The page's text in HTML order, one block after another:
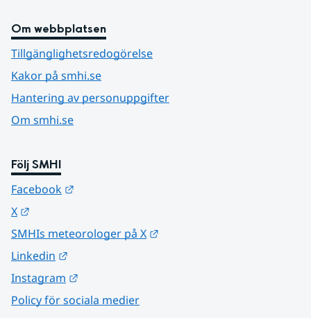
Om webbplatsen
Tillgänglighetsredogörelse
Kakor på smhi.se
Hantering av personuppgifter
Om smhi.se
Följ SMHI
Facebook
X
SMHIs meteorologer på X
Linkedin
Instagram
Policy för sociala medier